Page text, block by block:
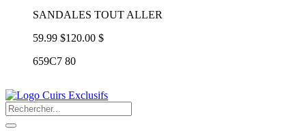
SANDALES TOUT ALLER
59.99 $120.00 $
659C7 80